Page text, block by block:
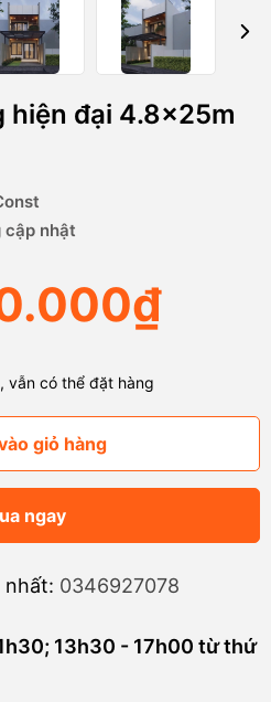
hiện đại 4.8x25m
cập nhật
vẫn có thể đặt hàng
giỏ hàng
ngay
0346927078
13h30 - 17h00 từ thứ